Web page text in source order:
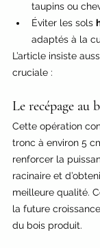
taupins ou
Éviter les sols
adaptés à la
L’article insiste
cruciale :
Le recépage au
Cette opération
tronc à environ 5
renforcer la
racinaire et
meilleure qualité.
la future
du bois produit.